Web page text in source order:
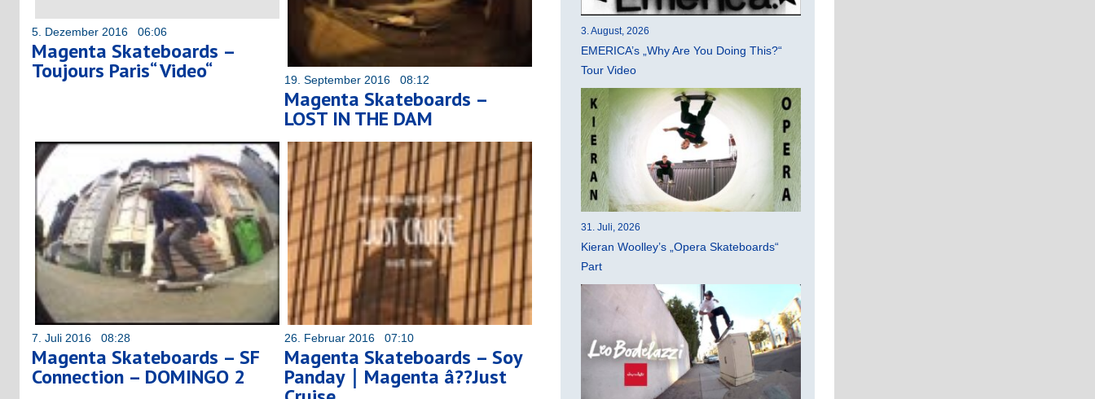
5. Dezember 2016 06:06
Magenta Skateboards –
Toujours Paris“ Video“ 19. September 2016 08:12
Magenta Skateboards –
LOST IN THE DAM
7. Juli 2016 08:28
Magenta Skateboards – SF
Connection – DOMINGO 2
26. Februar 2016 07:10
Magenta Skateboards – Soy
Panday｜Magenta â??Just
3. August, 2026
EMERICA’s „Why Are You Doing This?“
Tour Video
31. Juli, 2026
Kieran Woolley’s „Opera Skateboards“
Part